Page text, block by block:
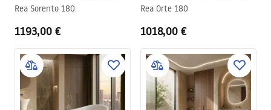
Rea Sorento 180
1193,00 €
Rea Orte 180
1018,00 €